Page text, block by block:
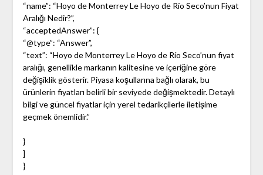
“name”: “Hoyo de Monterrey Le Hoyo de Río Seco’nun Fiyat
Aralığı Nedir?”,
“acceptedAnswer”: {
“@type”: “Answer”,
“text”: “Hoyo de Monterrey Le Hoyo de Río Seco’nun fiyat
aralığı, genellikle markanın kalitesine ve içeriğine göre
değişiklik gösterir. Piyasa koşullarına bağlı olarak, bu
ürünlerin fiyatları belirli bir seviyede değişmektedir. Detaylı
bilgi ve güncel fiyatlar için yerel tedarikçilerle iletişime
geçmek önemlidir.”
}
]
}